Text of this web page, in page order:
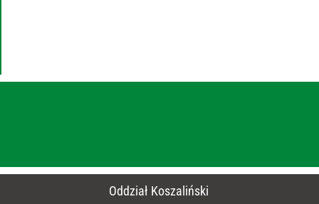
Oddział Koszaliński